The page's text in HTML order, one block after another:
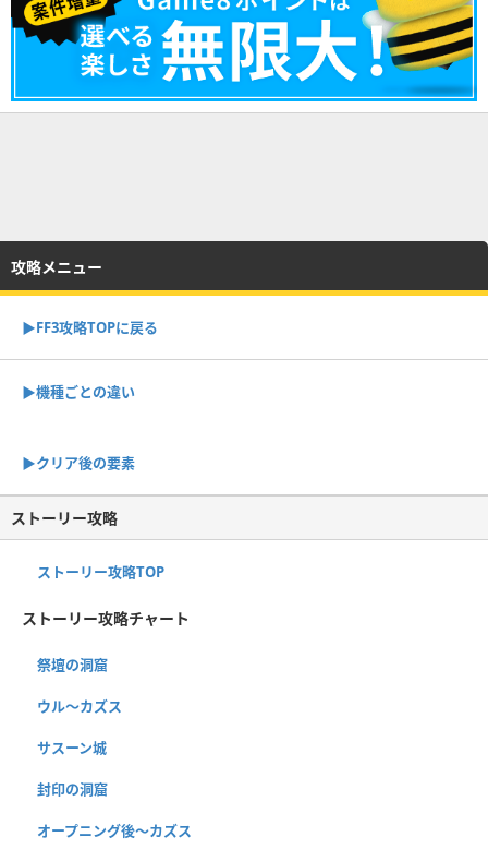
攻略メニュー
▶︎FF3攻略TOPに戻る
▶機種ごとの違い
▶クリア後の要素
ストーリー攻略
ストーリー攻略TOP
ストーリー攻略チャート
祭壇の洞窟
ウル〜カズス
サスーン城
封印の洞窟
オープニング後〜カズス